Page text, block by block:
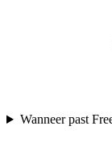
Wanneer past